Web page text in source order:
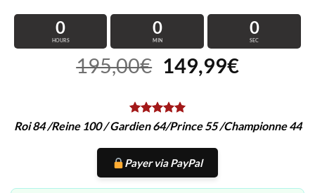
0
HOURS
0
MIN
0
SEC
195,00€ Le
initial
était :
195,00€.
149,99€Le
est :
Roi 84 /Reine 100 / Gardien 64/Prince 55 /Championne 44
Payer via PayPal